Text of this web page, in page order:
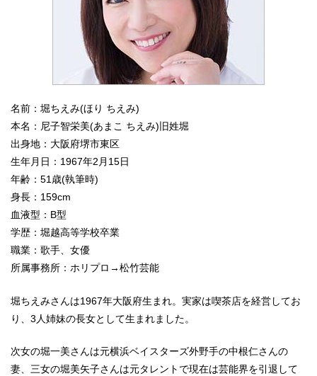
名前：堀ちえみ(ほり ちえみ)
本名：尼子智栄美(あまこ ちえみ)旧姓堀
出身地：大阪府堺市東区
生年月日：1967年2月15日
年齢：51歳(執筆時)
身長：159cm
血液型：B型
学歴：堀越高等学校卒業
職業：歌手、女優
所属事務所：ホリプロ→松竹芸能
堀ちえみさんは1967年大阪府生まれ。実家は喫茶店を経営してお
り、3人姉妹の長女として生まれました。
次女の堀一美さんは元横浜ベイスターズ外野手の中根仁さんの
妻、三女の堀美矢子さんは元タレントで現在は芸能界を引退して